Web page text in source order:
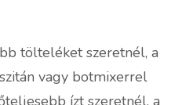
tölteléket szeretnél, a
vagy botmixerrel
ízt szeretnél, a